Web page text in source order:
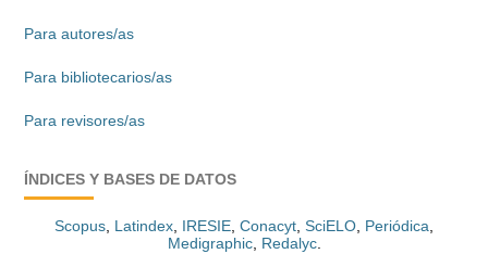
Para autores/as
Para bibliotecarios/as
Para revisores/as
ÍNDICES Y BASES DE DATOS
Scopus Latindex IRESIE Conacyt SciELO Periódica
Medigraphic, Redalyc.